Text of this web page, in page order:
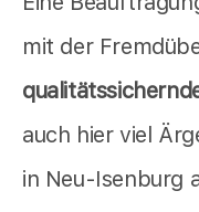
mit der
auch hier viel
in Neu-Isenburg